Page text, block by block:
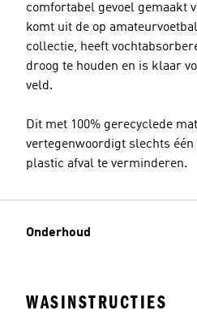
comfortabel gevoel gemaakt
komt uit de op
collectie, heeft
droog te houden en is klaar
veld.
Dit met 100% gerecyclede
vertegenwoordigt slechts één
plastic afval te verminderen.
Onderhoud
WASINSTRUCTIES